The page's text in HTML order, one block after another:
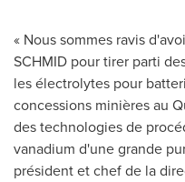
« Nous sommes ravis
SCHMID pour tirer parti
les électrolytes pour
concessions minières au
des technologies de
vanadium d'une grande
président et chef de la